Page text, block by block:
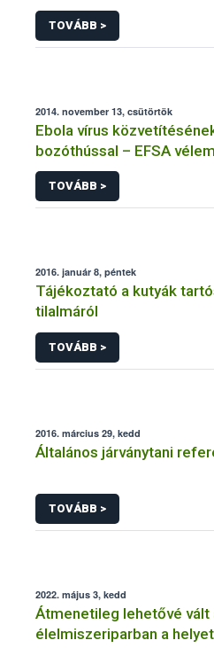
TOVÁBB >
2014. november 13, csütörtök
Ebola vírus
bozóthússal – EFSA
TOVÁBB >
2016. január 8, péntek
Tájékoztató a kutyák
tilalmáról
TOVÁBB >
2016. március 29, kedd
Általános járványtani
TOVÁBB >
2022. május 3, kedd
Átmenetileg lehetővé vált
élelmiszeriparban a